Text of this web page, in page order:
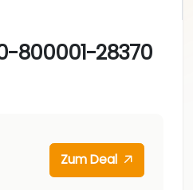
800001-28370
Zum Deal